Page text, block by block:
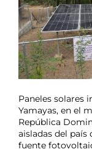
Paneles solares
Yamayas, en el
República
aisladas del país
fuente